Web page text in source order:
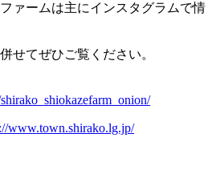
ァームは主にインスタグラムで情
せてぜひご覧ください。
www.town.shirako.lg.jp/